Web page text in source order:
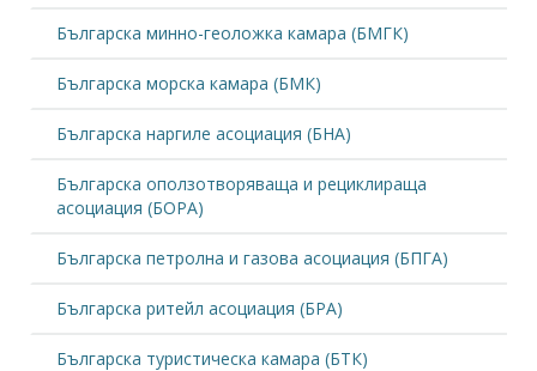
Българска минно-геоложка камара (БМГК)
Българска морска камара (БМК)
Българска наргиле асоциация (БНА)
Българска оползотворяваща и рециклираща
асоциация (БОРА)
Българска петролна и газова асоциация (БПГА)
Българска ритейл асоциация (БРА)
Българска туристическа камара (БТК)